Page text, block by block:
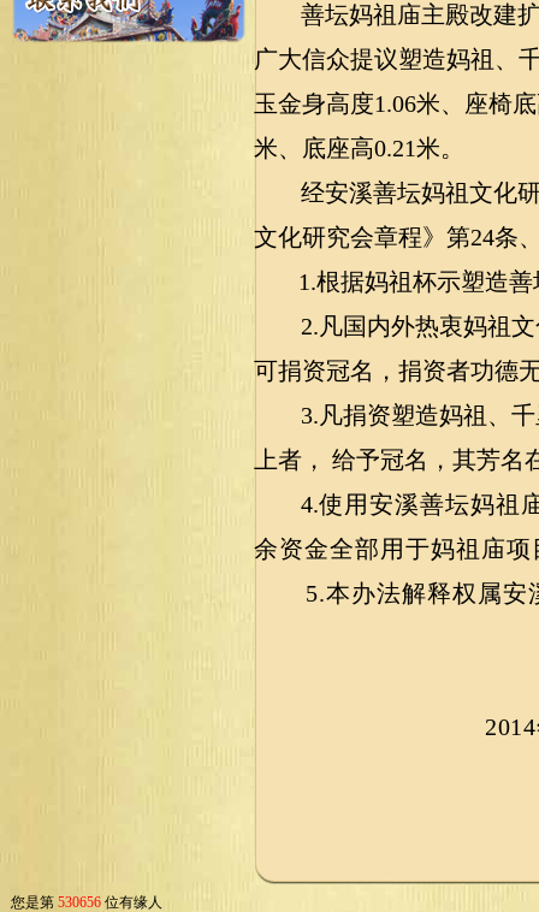
善坛妈祖庙主殿改建
广大信众提议塑造妈祖、
玉金身高度1.06米、座椅
米、底座高0.21米。
经安溪善坛妈祖文化
文化研究会章程》第24条
1.根据妈祖杯示塑造
2.凡国内外热衷妈祖
可捐资冠名，捐资者功德
3.凡捐资塑造妈祖、
上者， 给予冠名，其芳
4.使用安溪善坛妈祖
余资金全部用于妈祖庙项
5.本办法解释权属安
2014
您是第 530656 位有缘人